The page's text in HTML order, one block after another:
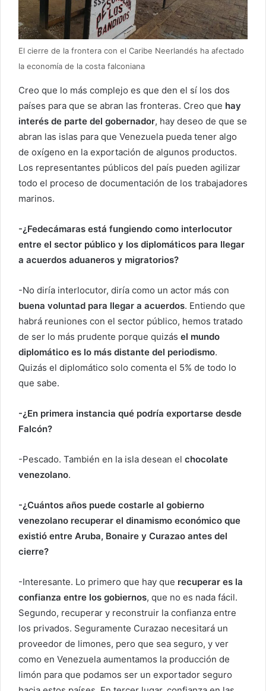
El cierre de la frontera con el Caribe Neerlandés ha afectado
la economía de la costa falconiana
Creo que lo más complejo es que den el sí los dos
países para que se abran las fronteras. Creo que hay
interés de parte del gobernador, hay deseo de que se
abran las islas para que Venezuela pueda tener algo
de oxígeno en la exportación de algunos productos.
Los representantes públicos del país pueden agilizar
todo el proceso de documentación de los trabajadores
marinos.
-¿Fedecámaras está fungiendo como interlocutor
entre el sector público y los diplomáticos para llegar
a acuerdos aduaneros y migratorios?
-No diría interlocutor, diría como un actor más con
buena voluntad para llegar a acuerdos. Entiendo que
habrá reuniones con el sector público, hemos tratado
de ser lo más prudente porque quizás el mundo
diplomático es lo más distante del periodismo.
Quizás el diplomático solo comenta el 5% de todo lo
que sabe.
-¿En primera instancia qué podría exportarse desde
Falcón?
-Pescado. También en la isla desean el chocolate
venezolano.
-¿Cuántos años puede costarle al gobierno
venezolano recuperar el dinamismo económico que
existió entre Aruba, Bonaire y Curazao antes del
cierre?
-Interesante. Lo primero que hay que recuperar es la
confianza entre los gobiernos, que no es nada fácil.
Segundo, recuperar y reconstruir la confianza entre
los privados. Seguramente Curazao necesitará un
proveedor de limones, pero que sea seguro, y ver
como en Venezuela aumentamos la producción de
limón para que podamos ser un exportador seguro